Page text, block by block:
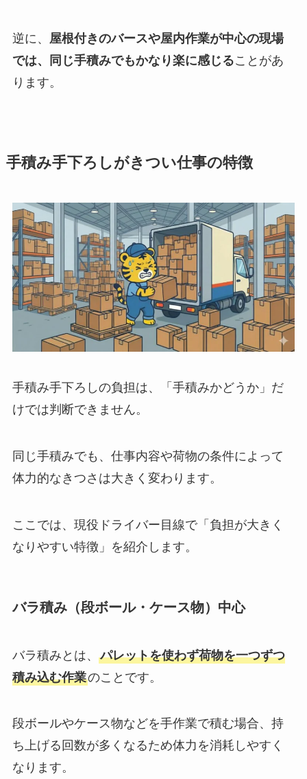
逆に、 屋根付きのバースや屋内作業が中心の現場
では、同じ手積みでもかなり楽に感じることがあ
ります。
手積み手下ろしがきつい仕事の特徴
手積み手下ろしの負担は、「手積みかどうか」だ
けでは判断できません。
同じ手積みでも、仕事内容や荷物の条件によって
体力的なきつさは大きく変わります。
ここでは、現役ドライバー目線で「負担が大きく
なりやすい特徴」を紹介します。
バラ積み（段ボール・ケース物）中心
バラ積みとは、 パレットを使わず荷物を一つずつ
積み込む作業のことです。
段ボールやケース物などを手作業で積む場合、持
ち上げる回数が多くなるため体力を消耗しやすく
なります。